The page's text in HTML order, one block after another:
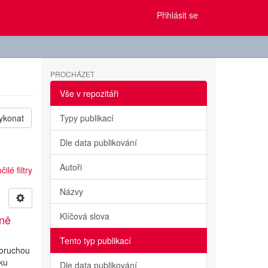
Přihlásit se
filtry
PROCHÁZET
Vše v repozitáři
Typy publikací
Dle data publikování
Autoři
Názvy
Klíčová slova
Tento typ publikací
Dle data publikování